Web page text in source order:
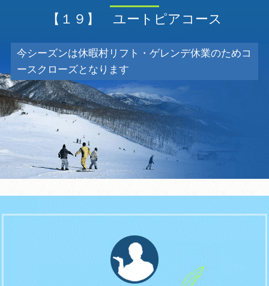
【１９】 ユートピアコース
今シーズンは休暇村リフト・ゲレンデ休業のためコ
ースクローズとなります